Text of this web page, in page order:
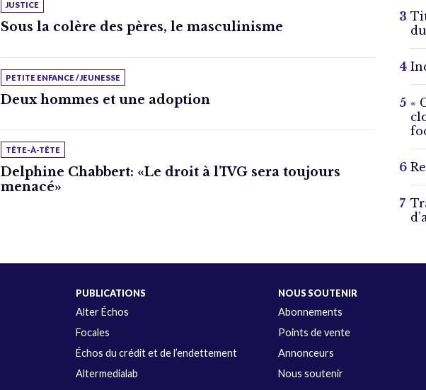
JUSTICE
Sous la colère des pères, le masculinisme
PETITE ENFANCE / JEUNESSE
Deux hommes et une adoption
TÊTE-À-TÊTE
Delphine Chabbert: «Le droit à l’IVG sera toujours
menacé»
«
PUBLICATIONS
Alter Échos
Focales
Échos du crédit et de l’endettement
Altermedialab
NOUS SOUTENIR
Abonnements
Points de vente
Annonceurs
Nous soutenir